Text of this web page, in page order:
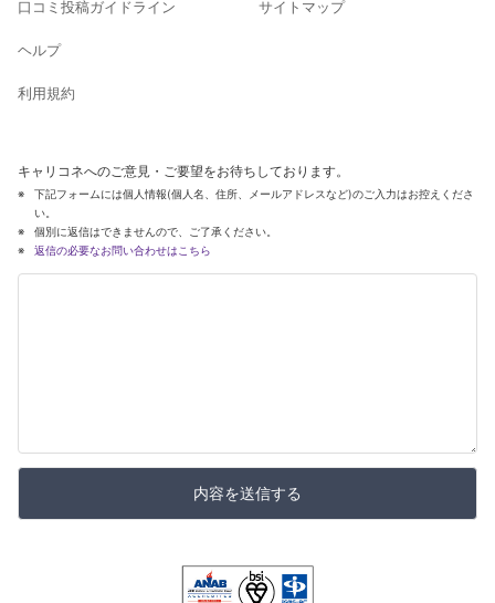
口コミ投稿ガイドライン
ヘルプ
利用規約
サイトマップ
キャリコネへのご意見・ご要望をお待ちしております。
下記フォームには個人情報(個人名、住所、メールアドレスなど)のご入力はお控えくださ
い。
個別に返信はできませんので、ご了承ください。
返信の必要なお問い合わせはこちら
内容を送信する